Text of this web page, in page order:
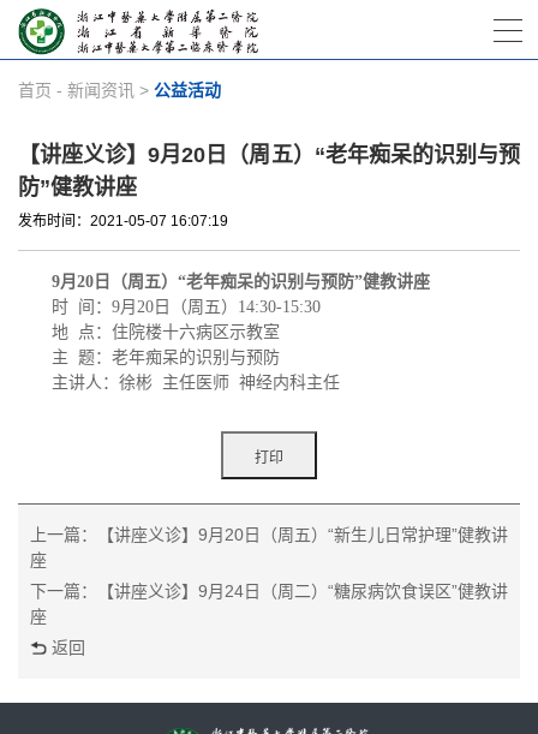
首页 - 新闻资讯 > 公益活动
【讲座义诊】9月20日（周五）“老年痴呆的识别与预
防”健教讲座
发布时间：2021-05-07 16:07:19
9月20 日（周五）“老年痴呆的识别与预防”健教讲座
时 间： 9月 20 日（周五） 14:30-15:30
地 点： 住院楼十六病区示教室
主 题： 老年痴呆的识别与预防
主讲人：徐彬
主任医师 神经内科主任
上一篇：【讲座义诊】9月20日（周五）“新生儿日常护理”健教讲
座
下一篇：【讲座义诊】9月24日（周二）“糖尿病饮食误区”健教讲
座
返回